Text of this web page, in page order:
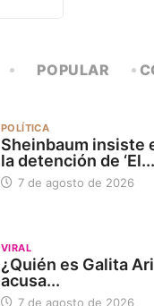
POPULAR
POLÍTICA
Sheinbaum insiste
la detención de ‘El...
7 de agosto de 2026
VIRAL
¿Quién es Galita
acusa...
7 de agosto de 2026